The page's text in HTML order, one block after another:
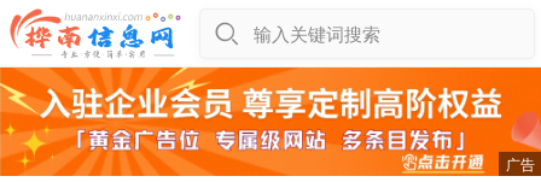
输入关键词搜索